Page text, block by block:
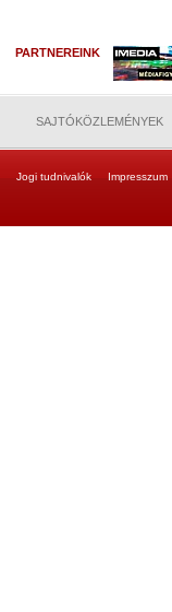
PARTNEREINK
SAJTÓKÖZLEMÉNYEK
Jogi tudnivalók Impresszum